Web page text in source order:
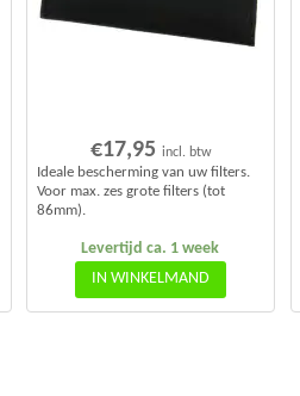
€17,95 incl. btw
Levertijd ca. 1 week
Ideale bescherming van uw filters.
Voor max. zes grote filters (tot
86mm).
IN WINKELMAND